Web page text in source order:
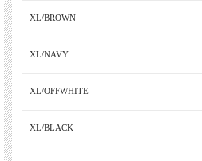
を作るには多くの工程があります。
想いを込めてつくられています。
XL/BROWN
XL/NAVY
XL/OFFWHITE
XL/BLACK